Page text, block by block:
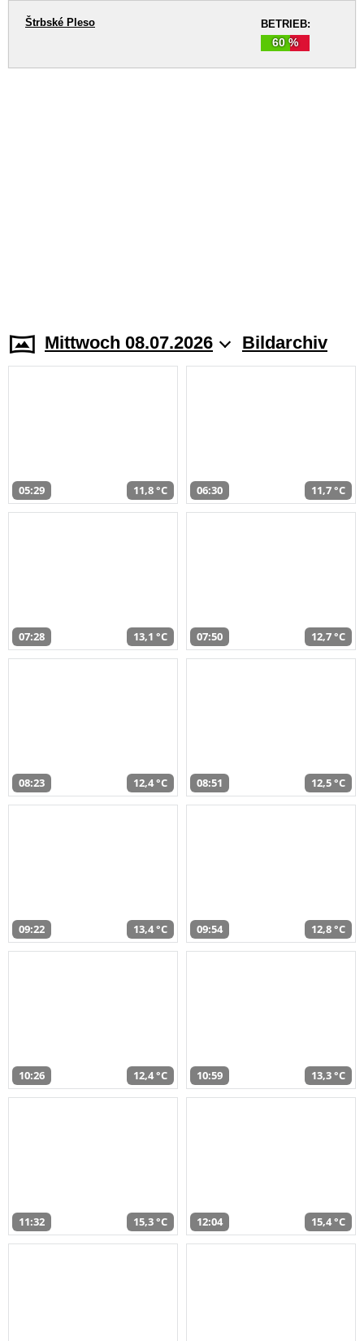
BETRIEB:
60 %
Štrbské Pleso
Mittwoch 08.07.2026 Bildarchiv
05:29 11,8 °C 06:30 11,7 °C
07:28 13,1 °C 07:50 12,7 °C
08:23 12,4 °C 08:51 12,5 °C
09:22 13,4 °C 09:54 12,8 °C
10:26 12,4 °C 10:59 13,3 °C
11:32 15,3 °C 12:04 15,4 °C